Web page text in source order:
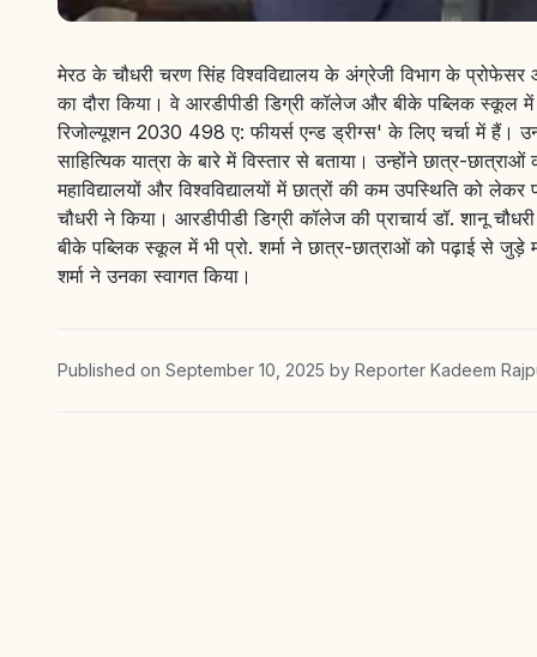
मेरठ के चौधरी चरण सिंह विश्वविद्यालय के अंग्रेजी विभाग के प्रोफेसर
का दौरा किया। वे आरडीपीडी डिग्री कॉलेज और बीके पब्लिक स्कूल में
रिजोल्यूशन 2030 498 ए: फीयर्स एन्ड ड्रीग्स' के लिए चर्चा में हैं।
साहित्यिक यात्रा के बारे में विस्तार से बताया। उन्होंने छात्र-
महाविद्यालयों और विश्वविद्यालयों में छात्रों की कम उपस्थिति को
चौधरी ने किया। आरडीपीडी डिग्री कॉलेज की प्राचार्य डॉ. शानू
बीके पब्लिक स्कूल में भी प्रो. शर्मा ने छात्र-छात्राओं को पढ़ाई से जुड़े
शर्मा ने उनका स्वागत किया।
Published on September 10, 2025 by Reporter Kadeem